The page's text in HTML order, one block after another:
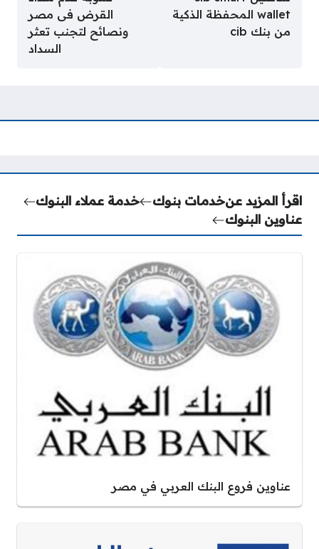
wallet المحفظة الذكية
من بنك cib
القرض فى مصر
ونصائح لتجنب تعثر
السداد
اقرأ المزيد عنخدمات بنوك
خدمة عملاء البنوك
عناوين البنوك
عناوين فروع البنك العربي في مصر